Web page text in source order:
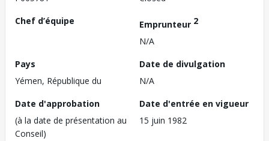
Chef d’équipe
Emprunteur 2
N/A
Pays
Yémen, République du
Date de divulgation
N/A
Date d'approbation
(à la date de présentation au
Conseil)
Date d'entrée en vigueur
15 juin 1982